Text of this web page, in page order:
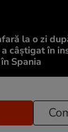
la o zi
câștigat în
Spania